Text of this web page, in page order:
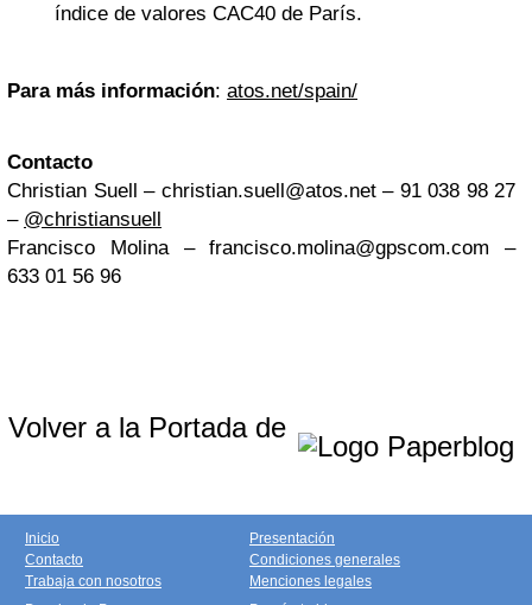
índice de valores CAC40 de París.
Para más información: atos.net/spain/
Contacto
Christian Suell – christian.suell@atos.net– 91 038 98 27
– @christiansuell
Francisco Molina –francisco.molina@gpscom.com –
633 01 56 96
Volver a la Portada de
Inicio
Contacto
Trabaja con nosotros
Presentación
Condiciones generales
Menciones legales